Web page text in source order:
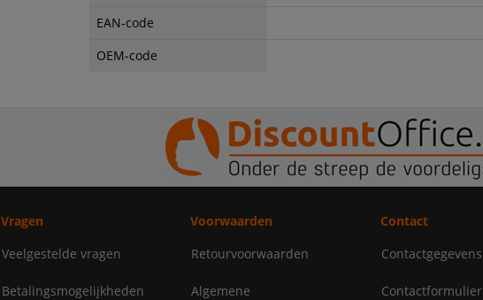
EAN-code
OEM-code
Vragen
Veelgestelde vragen
Betalingsmogelijkheden
Voorwaarden
Retourvoorwaarden
Algemene
Contact
Contactgegevens
Contactformulier